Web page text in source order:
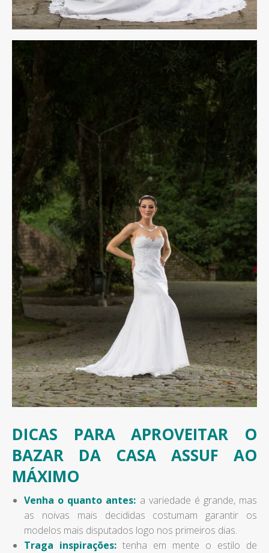
DICAS PARA APROVEITAR O
BAZAR DA CASA ASSUF AO
MÁXIMO
Venha o quanto antes: a variedade é grande, mas
as noivas mais decididas costumam garantir os
modelos mais disputados logo nos primeiros dias.
Traga inspirações: tenha em mente o estilo de